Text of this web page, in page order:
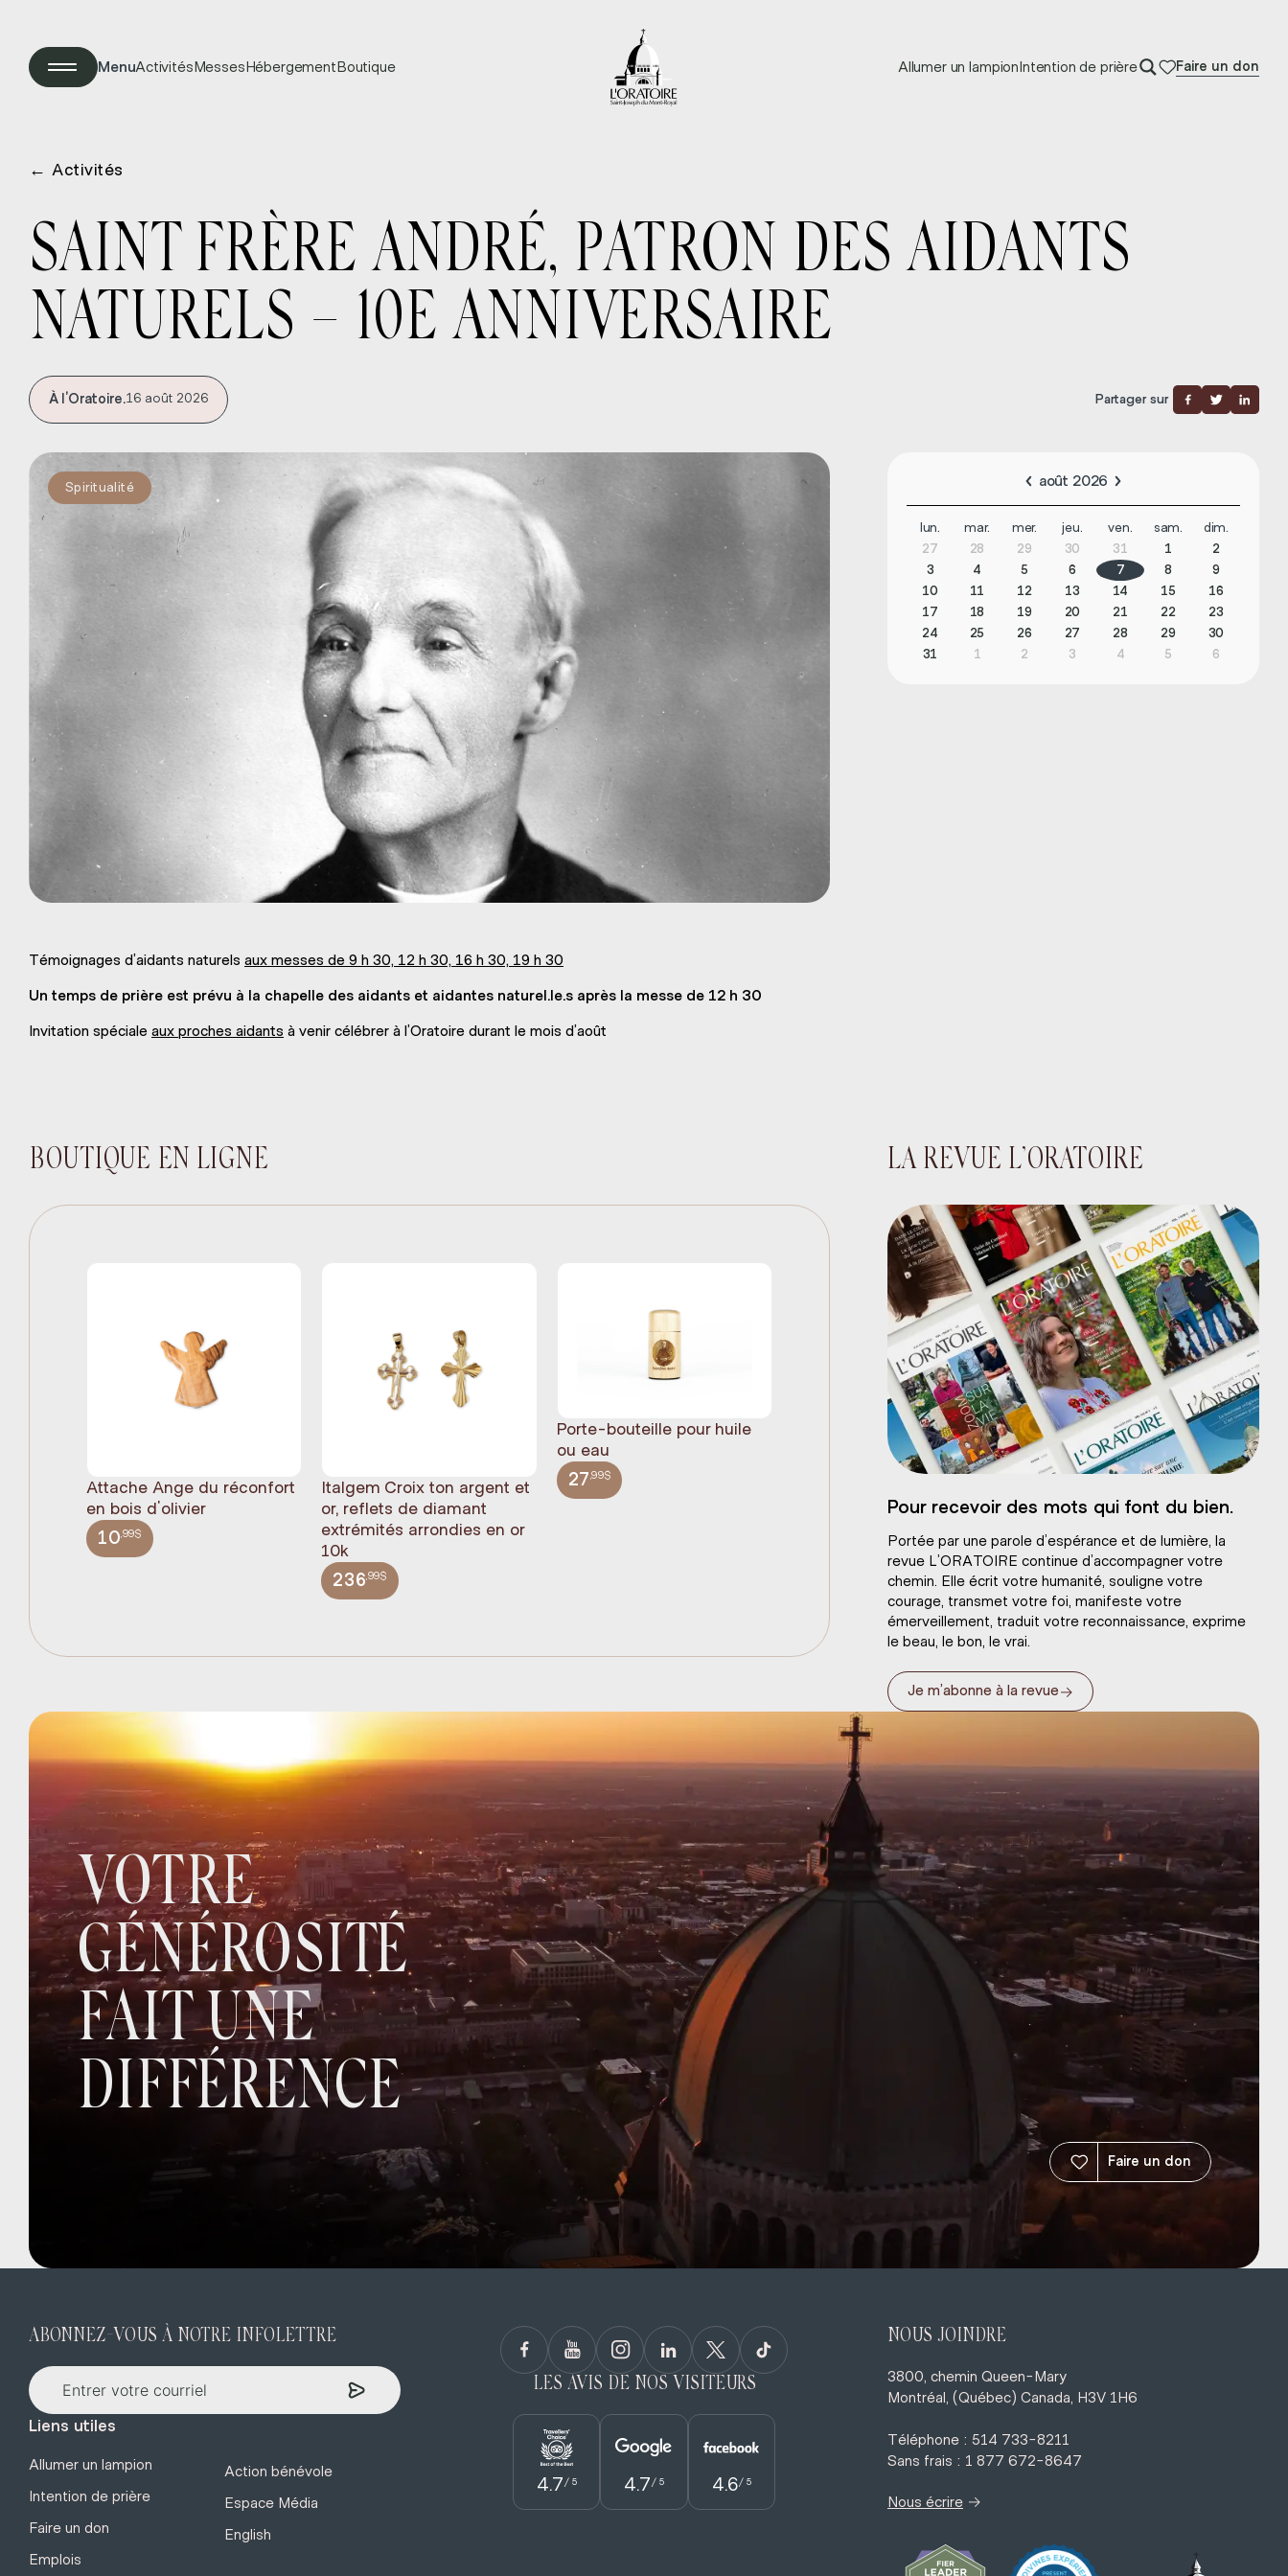
MenuActivités Messes Hébergement Boutique Allumer un lampion Intention de prière Faire un don
← Activités
SAINT FRÈRE ANDRÉ, PATRON DES AIDANTS
NATURELS – 10E ANNIVERSAIRE
À l’Oratoire.16 août 2026 Partager sur
Spiritualité
Témoignages d’aidants naturels aux messes de 9 h 30, 12 h 30, 16 h 30, 19 h 30
Un temps de prière est prévu à la chapelle des aidants et aidantes naturel.le.s après la messe de 12 h 30
Invitation spéciale aux proches aidants à venir célébrer à l’Oratoire durant le mois d’août
août 2026
lun. mar. mer. jeu. ven. sam.
dim.
27
28 29 30 31 1
2
3
4 5 6 7 8
9
10
11 12 13 14 15
16
17
18 19 20 21 22
23
24
25 26 27 28 29
30
31
1 2 3 4 5 6
BOUTIQUE EN LIGNE
Attache Ange du réconfort
en bois d'olivier
10,99$
Italgem Croix ton argent et
or, reflets de diamant
extrémités arrondies en or
10k
236,99$
Porte-bouteille pour huile
ou eau
27 ,99$
Jésus plâtre naturel
LA REVUE L’ORATOIRE
Pour recevoir des mots qui font du bien.
Portée par une parole d’espérance et de lumière, la
revue L’ORATOIRE continue d’accompagner votre
chemin. Elle écrit votre humanité, souligne votre
courage, transmet votre foi, manifeste votre
émerveillement, traduit votre reconnaissance, exprime
le beau, le bon, le vrai.
Je m’abonne à la revue→
VOTRE
GÉNÉROSITÉ
FAIT UNE
DIFFÉRENCE
Faire un don
ABONNEZ-VOUS À NOTRE INFOLETTRE
Liens utiles
Allumer un lampion
Intention de prière
Faire un don
Emplois
Action bénévole
Espace Média
English
LES AVIS DE NOS VISITEURS
4.7 / 5 4.7 / 5 4.6/ 5
NOUS JOINDRE
3800, chemin Queen-Mary
Montréal, (Québec) Canada, H3V 1H6
Téléphone : 514 733-8211
Sans frais : 1 877 672-8647
Nous écrire →